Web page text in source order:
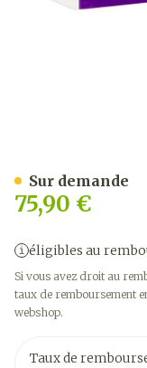
75,90 €
éligibles au
Si vous avez droit au
taux de remboursement
webshop.
Taux de
Sur demande